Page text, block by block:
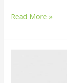
Read More »